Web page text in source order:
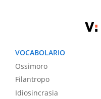
VOCABOLARIO
Ossimoro
Filantropo
Idiosincrasia